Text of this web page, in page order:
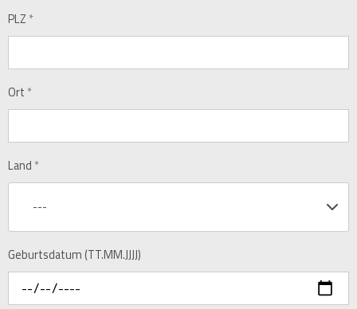
PLZ *
Ort *
Land *
---
Geburtsdatum (TT.MM.JJJJ)